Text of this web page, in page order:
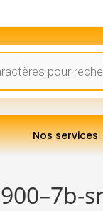
Nos services